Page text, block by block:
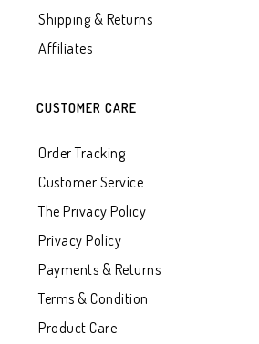
Shipping & Returns
Affiliates
CUSTOMER CARE
Order Tracking
Customer Service
The Privacy Policy
Privacy Policy
Payments & Returns
Terms & Condition
Product Care